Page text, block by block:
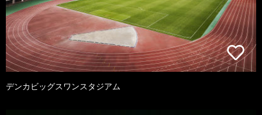
デンカビッグスワンスタジアム